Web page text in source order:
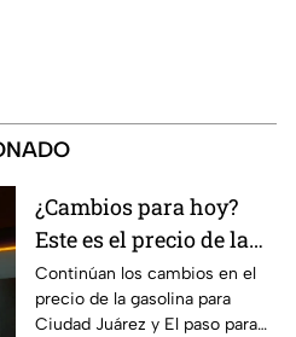
¿Cambios para hoy?
Este es el precio de la
gasolina para Ciudad
Juárez y El Paso
Continúan los cambios en el
precio de la gasolina para
Ciudad Juárez y El paso para